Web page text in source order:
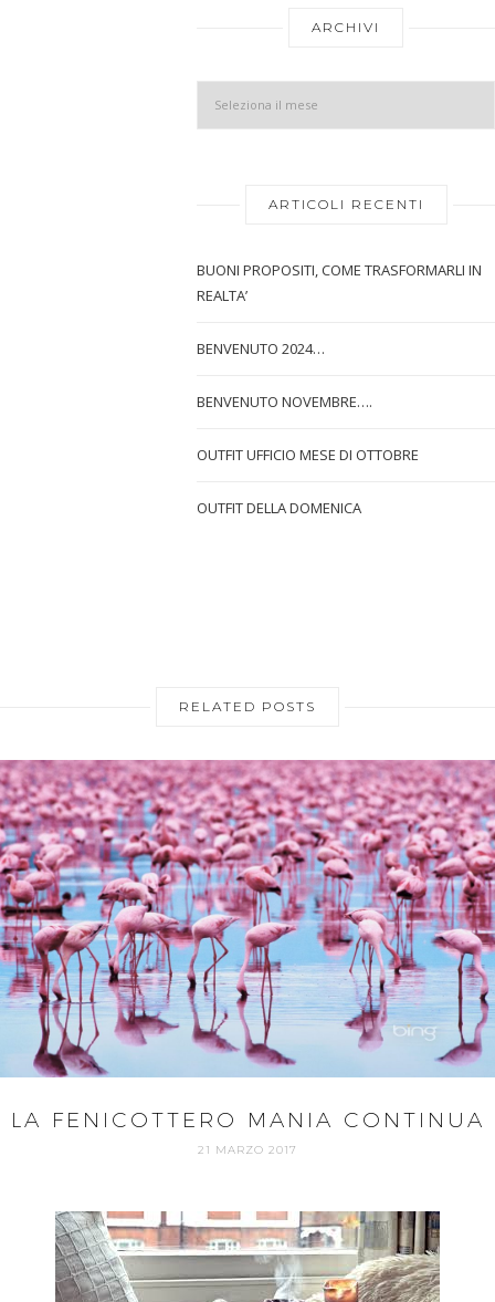
ARCHIVI
ARTICOLI RECENTI
BUONI PROPOSITI, COME TRASFORMARLI IN
REALTA’
BENVENUTO 2024…
BENVENUTO NOVEMBRE….
OUTFIT UFFICIO MESE DI OTTOBRE
OUTFIT DELLA DOMENICA
RELATED POSTS
LA FENICOTTERO MANIA CONTINUA
21 MARZO 2017